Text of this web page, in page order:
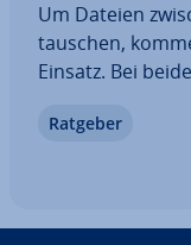
Um Dateien
tau­schen,
Einsatz. Bei
Netzwerke zu
Ratgeber